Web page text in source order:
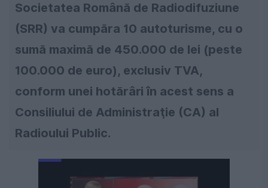
Societatea Română de Radiodifuziune
(SRR) va cumpăra 10 autoturisme, cu o
sumă maximă de 450.000 de lei (peste
100.000 de euro), exclusiv TVA,
conform unei hotărâri în acest sens a
Consiliului de Administraţie (CA) al
Radioului Public.